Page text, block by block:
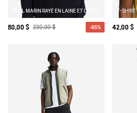
PULL MARIN RAYÉ EN LAINE ET COTON
80,00 $ 230,00 $ -65% 42,00 $